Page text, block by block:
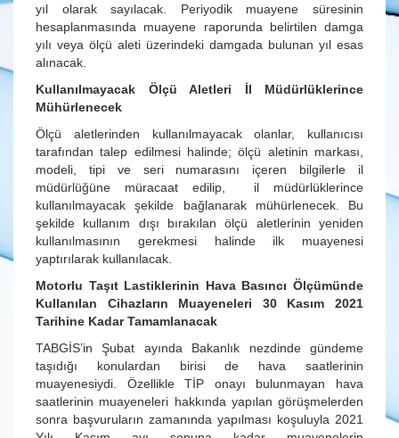
yıl olarak sayılacak. Periyodik muayene süresinin
hesaplanmasında muayene raporunda belirtilen damga
yılı veya ölçü aleti üzerindeki damgada bulunan yıl esas
alınacak.
Kullanılmayacak Ölçü Aletleri İl Müdürlüklerince
Mühürlenecek
Ölçü aletlerinden kullanılmayacak olanlar, kullanıcısı
tarafından talep edilmesi halinde; ölçü aletinin markası,
modeli, tipi ve seri numarasını içeren bilgilerle il
müdürlüğüne müracaat edilip, il müdürlüklerince
kullanılmayacak şekilde bağlanarak mühürlenecek. Bu
şekilde kullanım dışı bırakılan ölçü aletlerinin yeniden
kullanılmasının gerekmesi halinde ilk muayenesi
yaptırılarak kullanılacak.
Motorlu Taşıt Lastiklerinin Hava Basıncı Ölçümünde
Kullanılan Cihazların Muayeneleri 30 Kasım 2021
Tarihine Kadar Tamamlanacak
TABGİS’in Şubat ayında Bakanlık nezdinde gündeme
taşıdığı konulardan birisi de hava saatlerinin
muayenesiydi. Özellikle TİP onayı bulunmayan hava
saatlerinin muayeneleri hakkında yapılan görüşmelerden
sonra başvuruların zamanında yapılması koşuluyla 2021